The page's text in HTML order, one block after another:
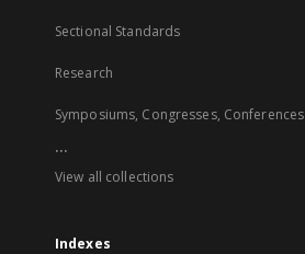
Sectional Standards
Research
Symposiums, Congresses, Conferences
...
View all collections
Indexes